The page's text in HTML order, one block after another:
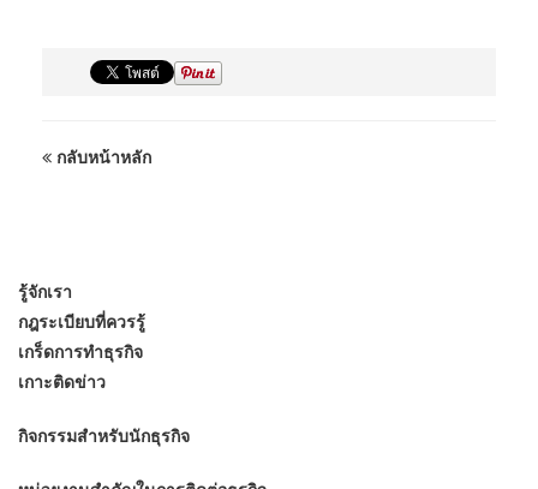
กลับหน้าหลัก
รู้จักเรา
กฎระเบียบที่ควรรู้
เกร็ดการทำธุรกิจ
เกาะติดข่าว
กิจกรรมสำหรับนักธุรกิจ